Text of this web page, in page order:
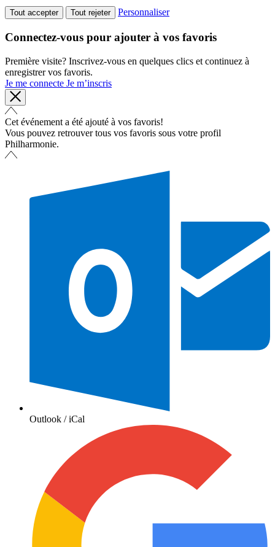
Tout accepter Tout rejeter Personnaliser
Connectez-vous pour ajouter à vos favoris
Première visite? Inscrivez-vous en quelques clics et continuez à
enregistrer vos favoris.
Je me connecte Je m’inscris
Cet événement a été ajouté à vos favoris!
Vous pouvez retrouver tous vos favoris sous votre profil
Philharmonie.
Outlook / iCal